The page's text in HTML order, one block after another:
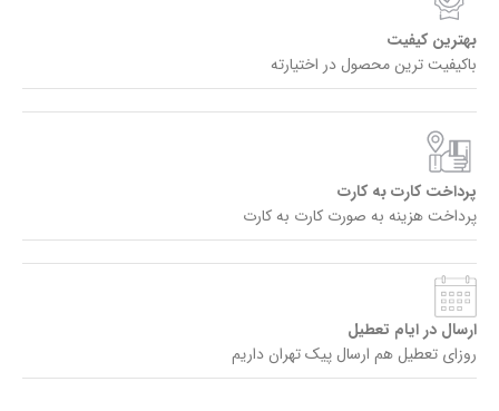
بهترین کیفیت
باکیفیت ترین محصول در اختیارته
پرداخت کارت به کارت
پرداخت هزینه به صورت کارت به کارت
ارسال در ایام تعطیل
روزای تعطیل هم ارسال پیک تهران داریم